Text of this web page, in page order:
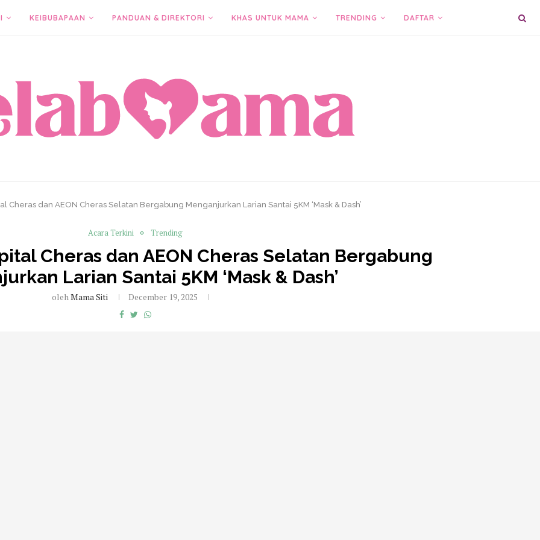
KEIBUBAPAAN PANDUAN & DIREKTORI KHAS UNTUK MAMA TRENDING DAFTAR
Cheras dan AEON Cheras Selatan Bergabung Menganjurkan Larian Santai 5KM ‘Mask & Dash’
Acara Terkini Trending
Cheras dan AEON Cheras Selatan Bergabung
Larian Santai 5KM ‘Mask & Dash’
olehMama Siti December 19, 2025